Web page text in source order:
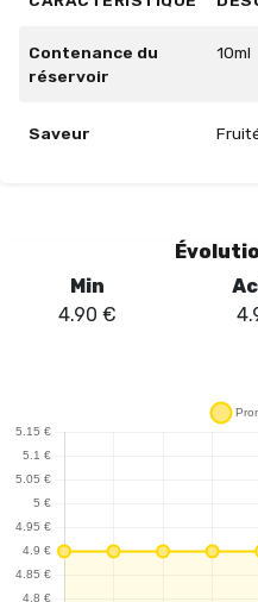
Contenance du
réservoir
10ml
Saveur
Min
4.90 €